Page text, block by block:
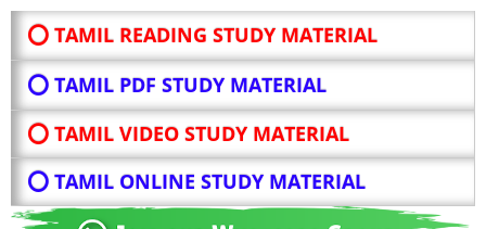
⭕ TAMIL READING STUDY MATERIAL
⭕ TAMIL PDF STUDY MATERIAL
⭕ TAMIL VIDEO STUDY MATERIAL
⭕ TAMIL ONLINE STUDY MATERIAL